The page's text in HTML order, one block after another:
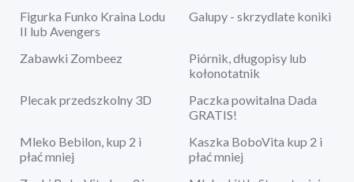
Figurka Funko Kraina Lodu
II lub Avengers
Galupy - skrzydlate koniki
Zabawki Zombeez
Piórnik, długopisy lub
kołonotatnik
Plecak przedszkolny 3D
Paczka powitalna Dada
GRATIS!
Mleko Bebilon, kup 2 i
płać mniej
Kaszka BoboVita kup 2 i
płać mniej